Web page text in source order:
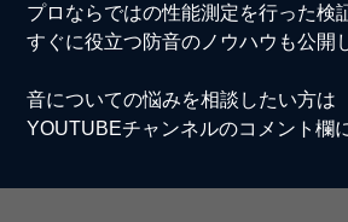
プロならではの性能測定を行った検
すぐに役立つ防音のノウハウも公開
音についての悩みを相談したい方は
YOUTUBEチャンネルのコメント欄